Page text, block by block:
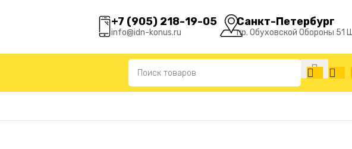
+7 (905) 218-19-05
info@idn-konus.ru
Санкт-Петербург
пр. Обуховской Обороны 51